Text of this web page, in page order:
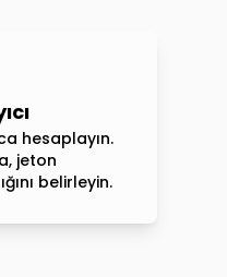
hesaplayın.
jeton
belirleyin.